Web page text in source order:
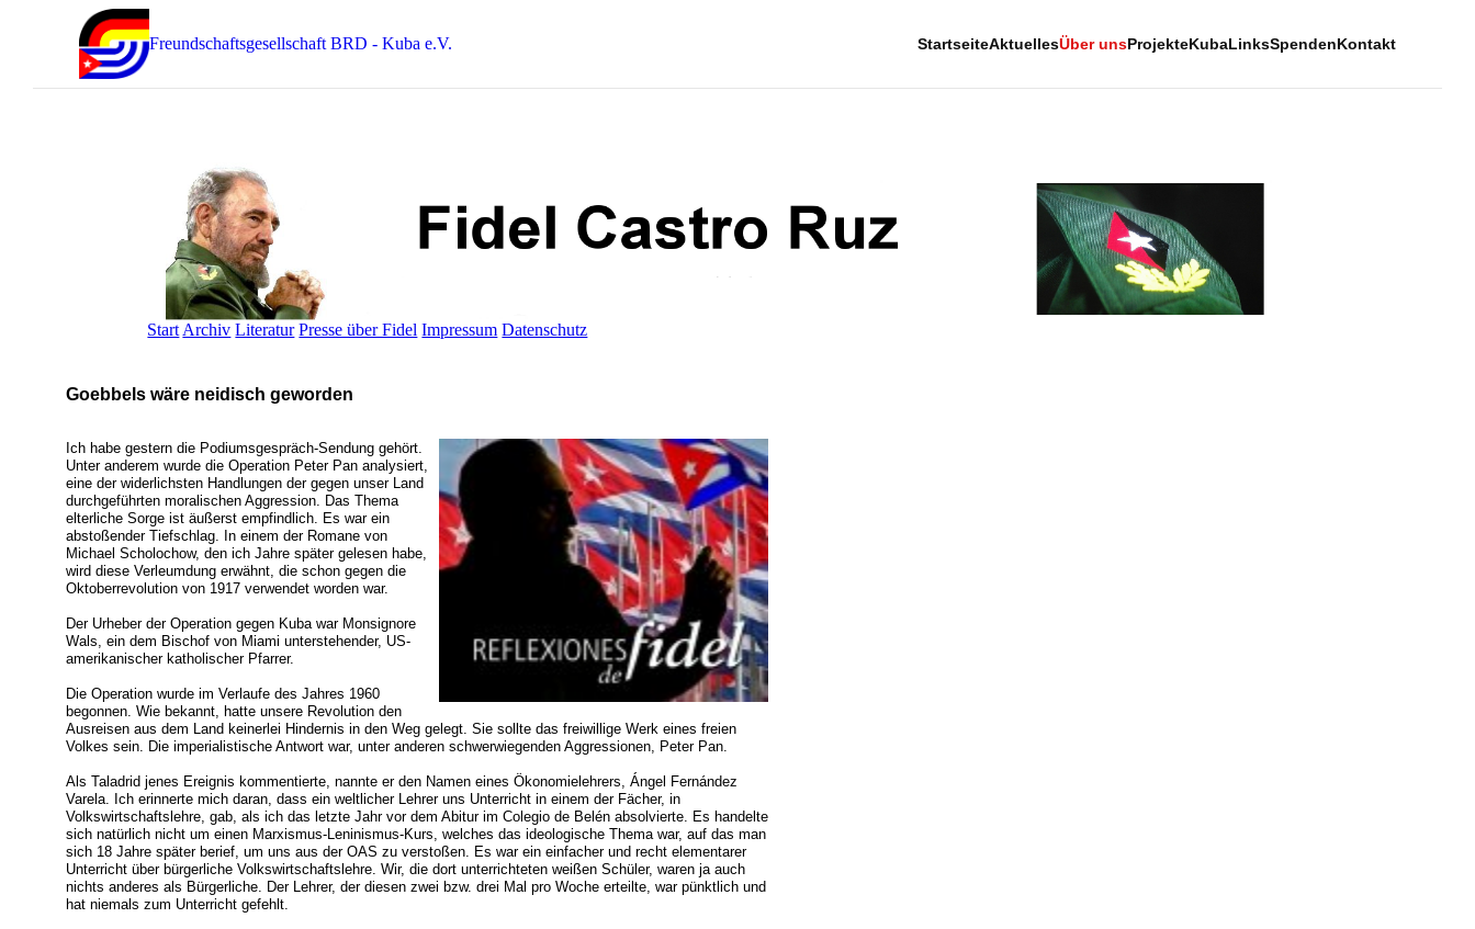
Freundschaftsgesellschaft BRD - Kuba e.V. StartseiteAktuellesÜber unsProjekteKubaLinksSpendenKontakt
Start Archiv Literatur Presse über Fidel Impressum Datenschutz
Goebbels wäre neidisch geworden
Ich habe gestern die Podiumsgespräch-Sendung gehört.
Unter anderem wurde die Operation Peter Pan analysiert,
eine der widerlichsten Handlungen der gegen unser Land
durchgeführten moralischen Aggression. Das Thema
elterliche Sorge ist äußerst empfindlich. Es war ein
abstoßender Tiefschlag. In einem der Romane von
Michael Scholochow, den ich Jahre später gelesen habe,
wird diese Verleumdung erwähnt, die schon gegen die
Oktoberrevolution von 1917 verwendet worden war.
Der Urheber der Operation gegen Kuba war Monsignore
Wals, ein dem Bischof von Miami unterstehender, US-
amerikanischer katholischer Pfarrer.
Die Operation wurde im Verlaufe des Jahres 1960
begonnen. Wie bekannt, hatte unsere Revolution den
Ausreisen aus dem Land keinerlei Hindernis in den Weg gelegt. Sie sollte das freiwillige Werk eines freien
Volkes sein. Die imperialistische Antwort war, unter anderen schwerwiegenden Aggressionen, Peter Pan.
Als Taladrid jenes Ereignis kommentierte, nannte er den Namen eines Ökonomielehrers, Ángel Fernández
Varela. Ich erinnerte mich daran, dass ein weltlicher Lehrer uns Unterricht in einem der Fächer, in
Volkswirtschaftslehre, gab, als ich das letzte Jahr vor dem Abitur im Colegio de Belén absolvierte. Es handelte
sich natürlich nicht um einen Marxismus-Leninismus-Kurs, welches das ideologische Thema war, auf das man
sich 18 Jahre später berief, um uns aus der OAS zu verstoßen. Es war ein einfacher und recht elementarer
Unterricht über bürgerliche Volkswirtschaftslehre. Wir, die dort unterrichteten weißen Schüler, waren ja auch
nichts anderes als Bürgerliche. Der Lehrer, der diesen zwei bzw. drei Mal pro Woche erteilte, war pünktlich und
hat niemals zum Unterricht gefehlt.